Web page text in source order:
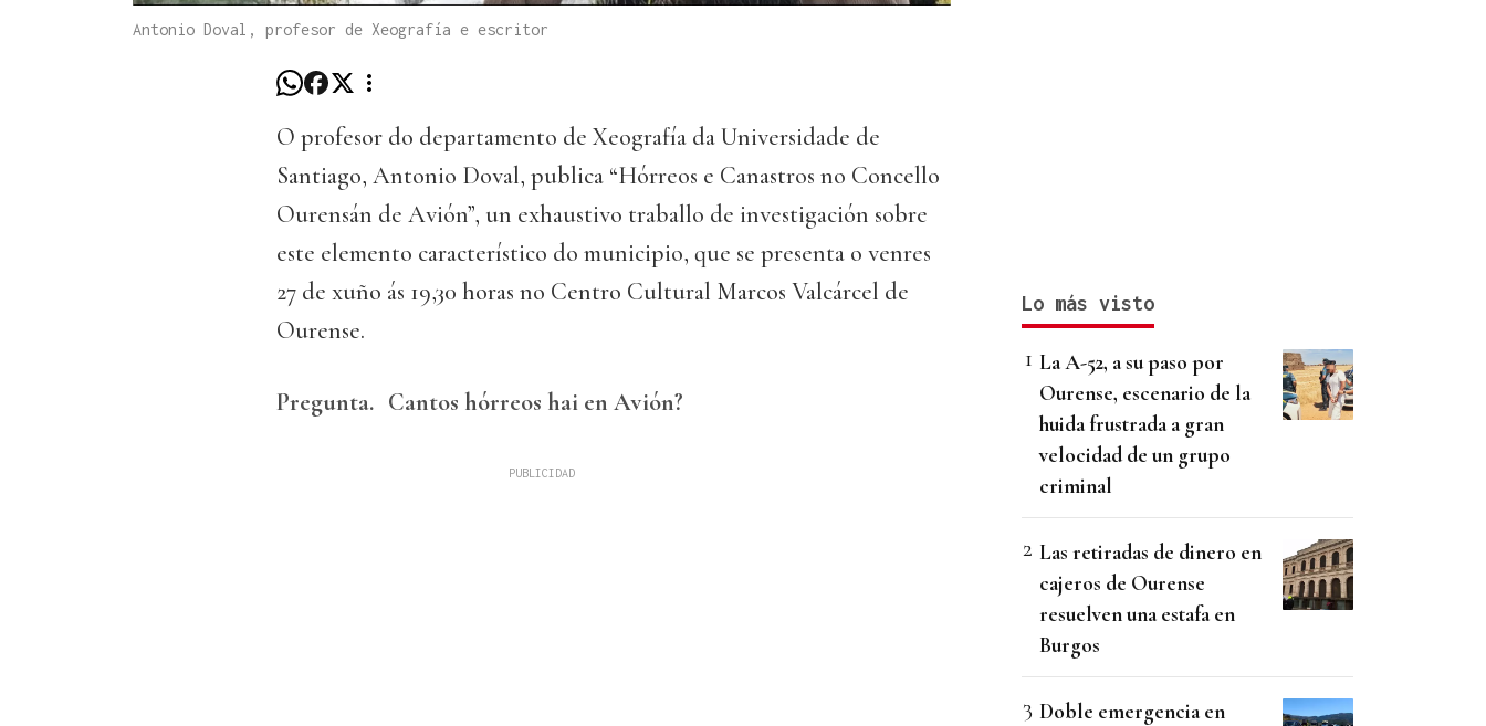
Antonio Doval, profesor de Xeografía e escritor
O profesor do departamento de Xeografía da Universidade de
Santiago, Antonio Doval, publica “Hórreos e Canastros no Concello
Ourensán de Avión”, un exhaustivo traballo de investigación sobre
este elemento característico do municipio, que se presenta o venres
27 de xuño ás 19,30 horas no Centro Cultural Marcos Valcárcel de
Ourense.
Pregunta. Cantos hórreos hai en Avión?
Lo más visto
La A-52, a su paso por
Ourense, escenario de la
huida frustrada a gran
velocidad de un grupo
criminal
Las retiradas de dinero en
cajeros de Ourense
resuelven una estafa en
Burgos
Doble emergencia en